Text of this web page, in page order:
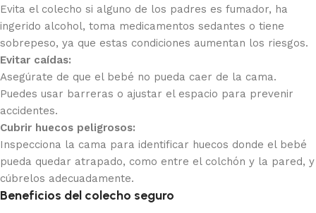
Evita el colecho si alguno de los padres es fumador, ha
ingerido alcohol, toma medicamentos sedantes o tiene
sobrepeso, ya que estas condiciones aumentan los riesgos.
Evitar caídas:
Asegúrate de que el bebé no pueda caer de la cama.
Puedes usar barreras o ajustar el espacio para prevenir
accidentes.
Cubrir huecos peligrosos:
Inspecciona la cama para identificar huecos donde el bebé
pueda quedar atrapado, como entre el colchón y la pared, y
cúbrelos adecuadamente.
Beneficios del colecho seguro